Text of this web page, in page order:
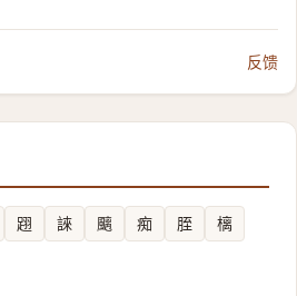
反馈
䟳 誺 䬜 痴 胵
樆